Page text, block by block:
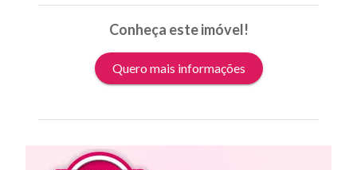
Conheça este imóvel!
Quero mais informações